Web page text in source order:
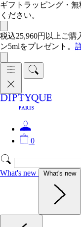
ギフトラッピング・
ください。
税込25,960円以上ご
ン5mlをプレゼント。
0
What's new What's new